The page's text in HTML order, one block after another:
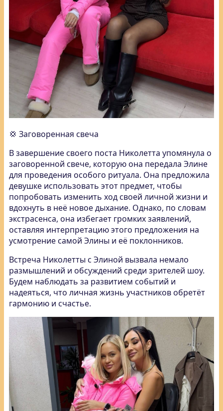
💢 Заговоренная свеча
В завершение своего поста Николетта упомянула о
заговоренной свече, которую она передала Элине
для проведения особого ритуала. Она предложила
девушке использовать этот предмет, чтобы
попробовать изменить ход своей личной жизни и
вдохнуть в неё новое дыхание. Однако, по словам
экстрасенса, она избегает громких заявлений,
оставляя интерпретацию этого предложения на
усмотрение самой Элины и её поклонников.
Встреча Николетты с Элиной вызвала немало
размышлений и обсуждений среди зрителей шоу.
Будем наблюдать за развитием событий и
надеяться, что личная жизнь участников обретёт
гармонию и счастье.